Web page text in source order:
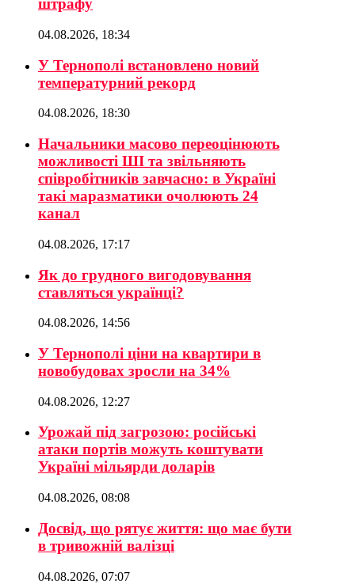
штрафу
04.08.2026, 18:34
У Тернополі встановлено новий
температурний рекорд
04.08.2026, 18:30
Начальники масово переоцінюють
можливості ШІ та звільняють
співробітників завчасно: в Україні
такі маразматики очолюють 24
канал
04.08.2026, 17:17
Як до грудного вигодовування
ставляться українці?
04.08.2026, 14:56
У Тернополі ціни на квартири в
новобудовах зросли на 34%
04.08.2026, 12:27
Урожай під загрозою: російські
атаки портів можуть коштувати
Україні мільярди доларів
04.08.2026, 08:08
Досвід, що рятує життя: що має бути
в тривожній валізці
04.08.2026, 07:07